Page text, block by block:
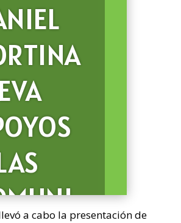
a cabo la presentación de